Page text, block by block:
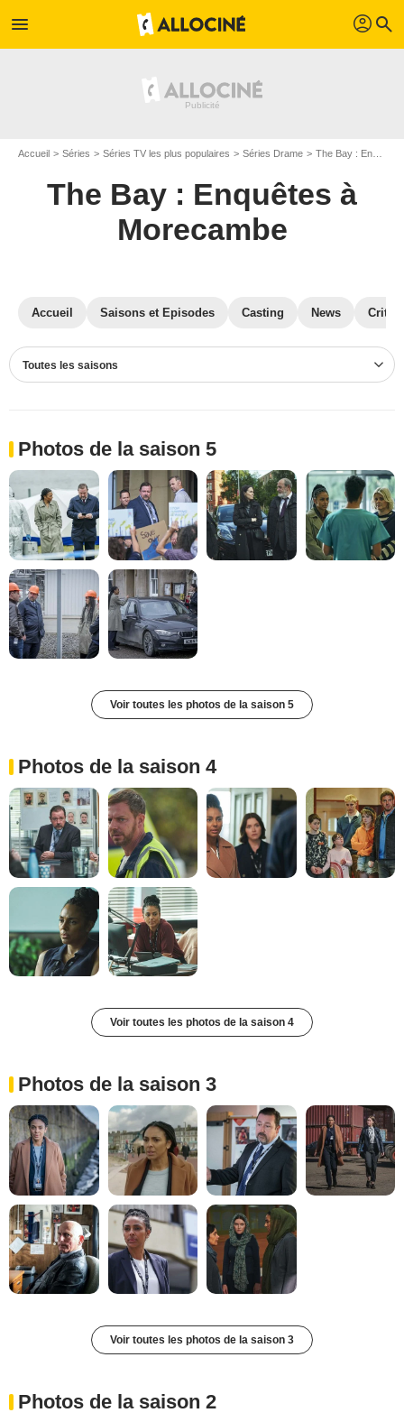
menu profil search
Accueil Séries Séries TV les plus populaires Séries Drame The Bay : Enquêtes à Morecambe
The Bay : Enquêtes à
Morecambe
Accueil Saisons et Episodes Casting News
Toutes les saisons
Photos de la saison 5
Voir toutes les photos de la saison 5
Photos de la saison 4
Voir toutes les photos de la saison 4
Photos de la saison 3
Voir toutes les photos de la saison 3
Photos de la saison 2